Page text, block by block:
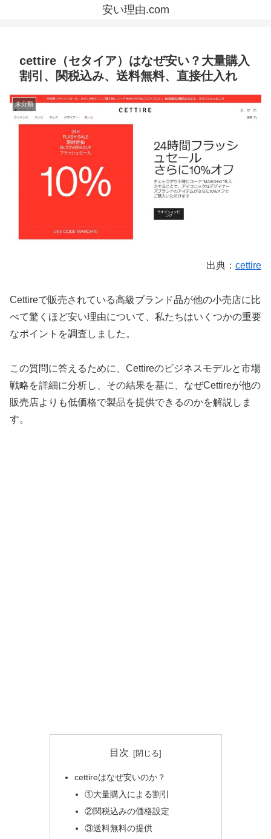
安い理由.com
cettire（セタイア）はなぜ安い？大量購入
割引、関税込み、送料無料、直接仕入れ
未分類
出典： cettire
Cettireで販売されている高級ブランド品が他の小売店に比
べて驚くほど安い理由について、私たちはいくつかの重要
なポイントを調査しました。
この質問に答えるために、Cettireのビジネスモデルと市場
戦略を詳細に分析し、その結果を基に、なぜCettireが他の
販売店よりも低価格で製品を提供できるのかを解説しま
す。
目次
cettireはなぜ安いのか？
①大量購入による割引
②関税込みの価格設定
③送料無料の提供